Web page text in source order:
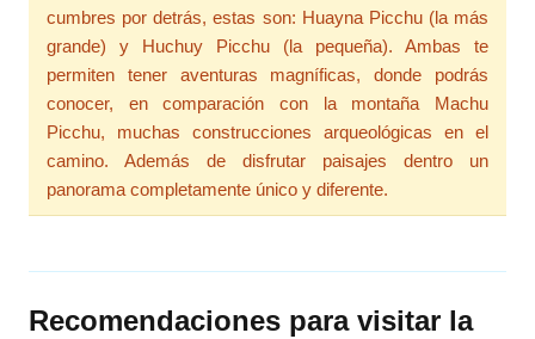
cumbres por detrás, estas son: Huayna Picchu (la más
grande) y Huchuy Picchu (la pequeña). Ambas te
permiten tener aventuras magníficas, donde podrás
conocer, en comparación con la montaña Machu
Picchu, muchas construcciones arqueológicas en el
camino. Además de disfrutar paisajes dentro un
panorama completamente único y diferente.
Recomendaciones para visitar la